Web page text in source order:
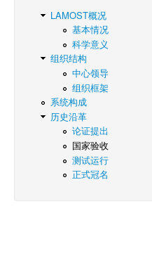
LAMOST概况
基本情况
科学意义
组织结构
中心领导
组织框架
系统构成
历史沿革
论证提出
国家验收
测试运行
正式冠名